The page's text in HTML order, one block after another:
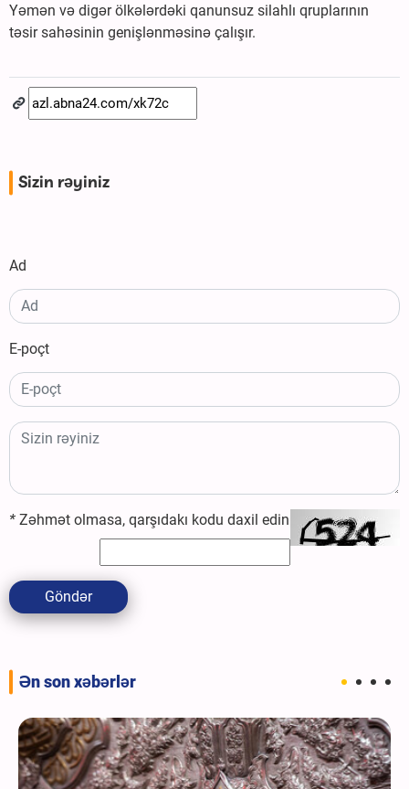
Yəmən və digər ölkələrdəki qanunsuz silahlı qruplarının
təsir sahəsinin genişlənməsinə çalışır.
Sizin rəyiniz
Ad
E-poçt
* Zəhmət olmasa, qarşıdakı kodu daxil edin
Göndər
Ən son xəbərlər